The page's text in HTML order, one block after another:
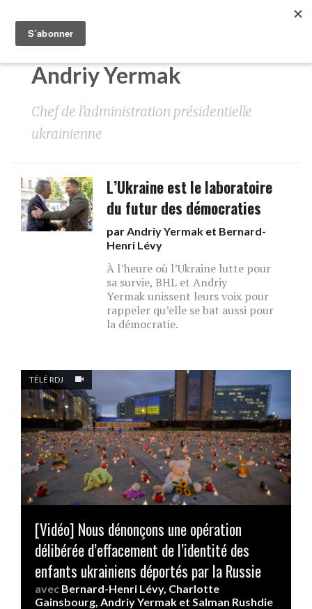
Andriy Yermak
Chef de l’administration présidentielle
ukrainienne
L’Ukraine est le laboratoire
du futur des démocraties
parAndriy Yermak et Bernard-
Henri Lévy
À l’heure où l’Ukraine lutte pour
sa survie, BHL et Andriy
Yermak unissent leurs voix pour
rappeler qu’elle se bat aussi pour
la démocratie.
TÉLÉ RDJ
[Vidéo] Nous dénonçons une opération
délibérée d’effacement de l’identité des
enfants ukrainiens déportés par la Russie
avec Bernard-Henri Lévy, Charlotte
Gainsbourg, Andriy Yermak et Salman Rushdie